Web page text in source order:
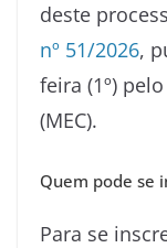
deste
nº 51/2026,
feira (1º)
(MEC).
Quem pode se
Para se